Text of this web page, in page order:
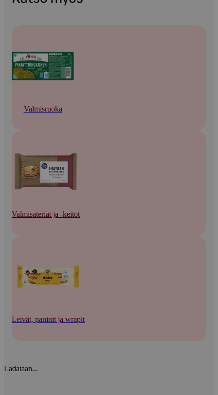
Valmisruoka
Valmisateriat ja -keitot
Leivät, paninit ja wrapit
Ladataan...